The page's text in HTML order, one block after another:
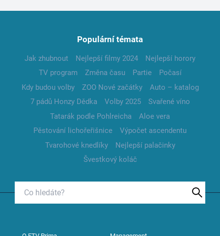
Populární témata
Jak zhubnout Nejlepší filmy 2024
Nejlepší horory
TV program
Změna času Partie
Počasí
Kdy budou volby
ZOO Nové začátky
Auto – katalog
7 pádů Honzy Dědka
Volby 2025
Svařené víno
Tatarák podle Pohlreicha
Aloe vera
Pěstování lichořeřišnice
Výpočet ascendentu
Tvarohové knedlíky
Nejlepší palačinky
Švestkový koláč